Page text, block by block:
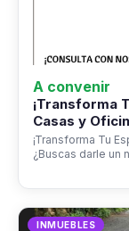
A convenir
¡Transforma
Casas y
¡Transforma Tu
¿Buscas darle un
INMUEBLES